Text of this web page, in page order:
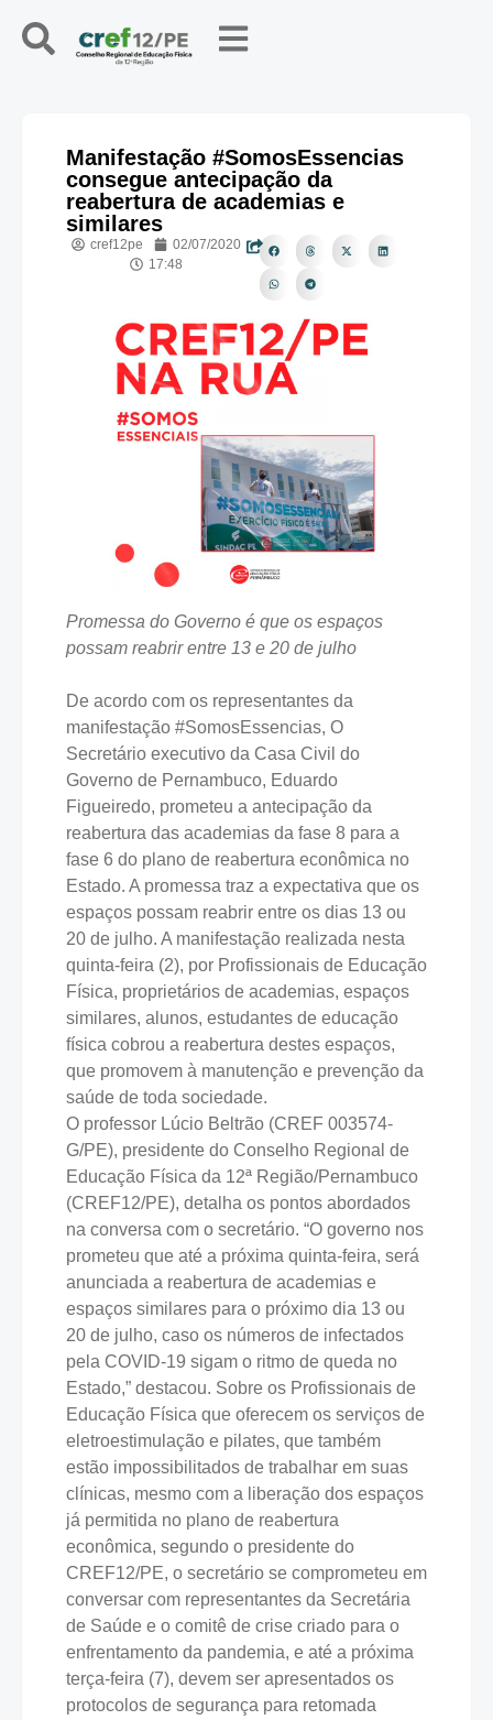
Manifestação #SomosEssencias
consegue antecipação da
reabertura de academias e
similares
cref12pe
02/07/2020
17:48
Promessa do Governo é que os espaços
possam reabrir entre 13 e 20 de julho
De acordo com os representantes da
manifestação #SomosEssencias, O
Secretário executivo da Casa Civil do
Governo de Pernambuco, Eduardo
Figueiredo, prometeu a antecipação da
reabertura das academias da fase 8 para a
fase 6 do plano de reabertura econômica no
Estado. A promessa traz a expectativa que os
espaços possam reabrir entre os dias 13 ou
20 de julho. A manifestação realizada nesta
quinta-feira (2), por Profissionais de Educação
Física, proprietários de academias, espaços
similares, alunos, estudantes de educação
física cobrou a reabertura destes espaços,
que promovem à manutenção e prevenção da
saúde de toda sociedade.
O professor Lúcio Beltrão (CREF 003574-
G/PE), presidente do Conselho Regional de
Educação Física da 12ª Região/Pernambuco
(CREF12/PE), detalha os pontos abordados
na conversa com o secretário. “O governo nos
prometeu que até a próxima quinta-feira, será
anunciada a reabertura de academias e
espaços similares para o próximo dia 13 ou
20 de julho, caso os números de infectados
pela COVID-19 sigam o ritmo de queda no
Estado,” destacou. Sobre os Profissionais de
Educação Física que oferecem os serviços de
eletroestimulação e pilates, que também
estão impossibilitados de trabalhar em suas
clínicas, mesmo com a liberação dos espaços
já permitida no plano de reabertura
econômica, segundo o presidente do
CREF12/PE, o secretário se comprometeu em
conversar com representantes da Secretária
de Saúde e o comitê de crise criado para o
enfrentamento da pandemia, e até a próxima
terça-feira (7), devem ser apresentados os
protocolos de segurança para retomada